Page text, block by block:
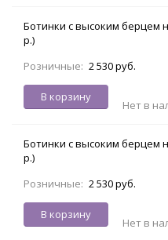
Ботинки с высоким берцем
р.)
Розничные: 2 530 руб.
В корзину
Нет в
Ботинки с высоким берцем
р.)
Розничные: 2 530 руб.
В корзину
Нет в